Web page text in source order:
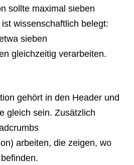
sollte maximal sieben
wissenschaftlich belegt:
sieben
gleichzeitig verarbeiten.
gehört in den Header und
gleich sein. Zusätzlich
arbeiten, die zeigen, wo